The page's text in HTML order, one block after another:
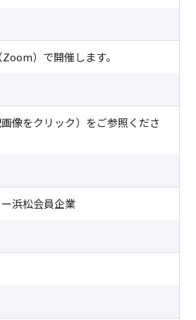
）で開催します。
像をクリック）をご参照くださ
浜松会員企業